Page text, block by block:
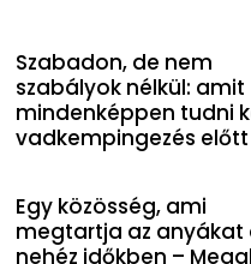
Szabadon, de nem
szabályok nélkül: amit
mindenképpen tudni
vadkempingezés előtt
Egy közösség, ami
megtartja az anyákat
nehéz időkben –